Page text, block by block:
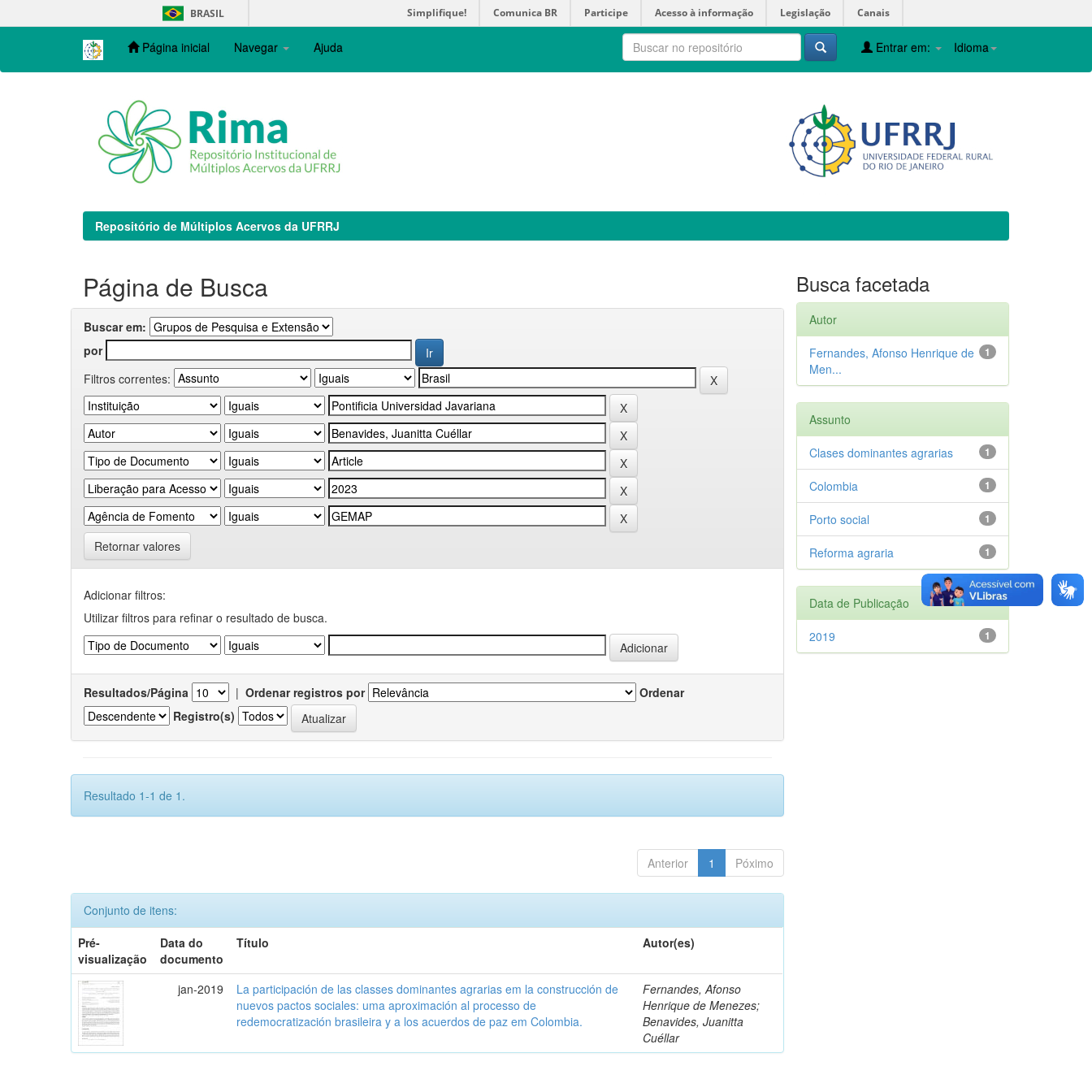
navigation
BRASIL Simplifique! Comunica BR Participe Acesso à informação Legislação Canais
Página inicial Navegar Ajuda Idioma
Entrar em:
Repositório de Múltiplos Acervos da UFRRJ
Página de Busca
Buscar em:
por
Filtros correntes:
Retornar valores
Adicionar filtros:
Utilizar filtros para refinar o resultado de busca.
Resultados/Página | Ordenar registros por
Ordenar
Registro(s)
Resultado 1-1 de 1.
Anterior 1 Póximo
Conjunto de itens:
Pré-
visualização
Data do
documento
Título Autor(es)
jan-2019
La participación de las classes dominantes agrarias em la construcción de
nuevos pactos sociales: uma aproximación al processo de
redemocratización brasileira y a los acuerdos de paz em Colombia.
Fernandes, Afonso
Henrique de Menezes;
Benavides, Juanitta
Cuéllar
Busca facetada
Autor
1
Fernandes, Afonso Henrique de
Men...
Assunto
1
Clases dominantes agrarias
1
Colombia
1
Porto social
1
Reforma agraria
Data de Publicação
1
2019